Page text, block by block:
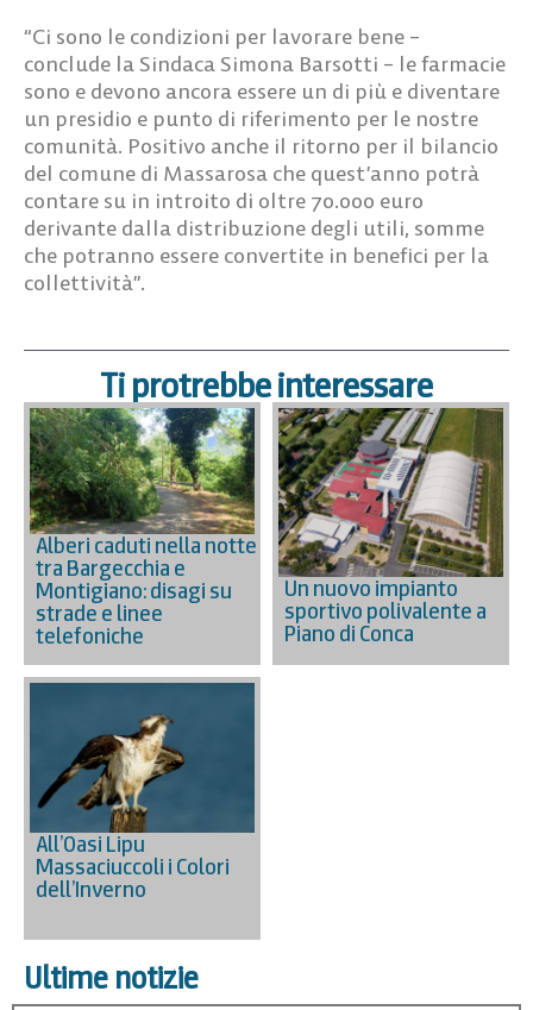
“Ci sono le condizioni per lavorare bene –
conclude la Sindaca Simona Barsotti – le farmacie
sono e devono ancora essere un di più e diventare
un presidio e punto di riferimento per le nostre
comunità. Positivo anche il ritorno per il bilancio
del comune di Massarosa che quest’anno potrà
contare su in introito di oltre 70.000 euro
derivante dalla distribuzione degli utili, somme
che potranno essere convertite in benefici per la
collettività”.
Ti protrebbe interessare
Alberi caduti nella notte
tra Bargecchia e
Montigiano: disagi su
strade e linee
telefoniche
Un nuovo impianto
sportivo polivalente a
Piano di Conca
All’Oasi Lipu
Massaciuccoli i Colori
dell’Inverno
Ultime notizie